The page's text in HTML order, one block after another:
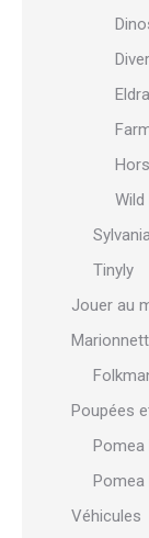
Tinyly
Jouer au
Poupées
Pomea
Pomea
Véhicules